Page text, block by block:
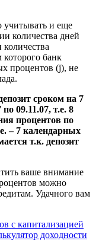
учитывать и еще
количества дней
банк
процентов (j), не
сроком на 7
09.11.07, т.е. 8
процентов по
– 7 календарных
т.к. депозит
ваше внимание
можно
Удачного вам
с капитализацией
доходности